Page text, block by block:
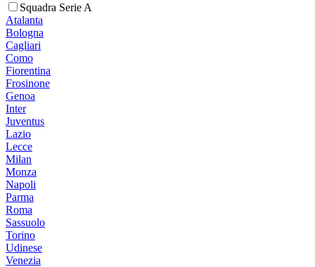
Squadra Serie A
Atalanta
Bologna
Cagliari
Como
Fiorentina
Frosinone
Genoa
Inter
Juventus
Lazio
Lecce
Milan
Monza
Napoli
Parma
Roma
Sassuolo
Torino
Udinese
Venezia